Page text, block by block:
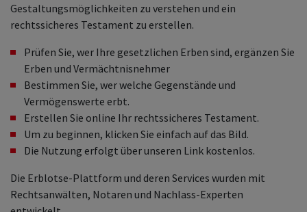
Gestaltungsmöglichkeiten zu verstehen und ein
rechtssicheres Testament zu erstellen.
Prüfen Sie, wer Ihre gesetzlichen Erben sind, ergänzen Sie
Erben und Vermächtnisnehmer
Bestimmen Sie, wer welche Gegenstände und
Vermögenswerte erbt.
Erstellen Sie online Ihr rechtssicheres Testament.
Um zu beginnen, klicken Sie einfach auf das Bild.
Die Nutzung erfolgt über unseren Link kostenlos.
Die Erblotse-Plattform und deren Services wurden mit
Rechtsanwälten, Notaren und Nachlass-Experten